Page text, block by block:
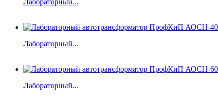
Лабораторный...
Лабораторный...
Лабораторный...